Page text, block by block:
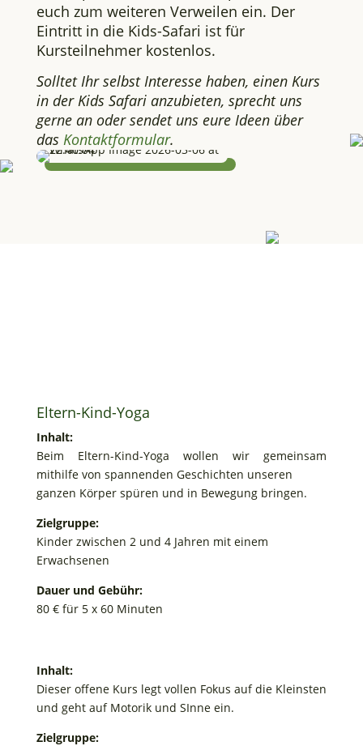
euch zum weiteren Verweilen ein. Der
Eintritt in die Kids-Safari ist für
Kursteilnehmer kostenlos.
Solltet Ihr selbst Interesse haben, einen Kurs
in der Kids Safari anzubieten, sprecht uns
gerne an oder sendet uns eure Ideen über
das Kontaktformular.
Eltern-Kind-Yoga
Inhalt:
Beim Eltern-Kind-Yoga wollen wir gemeinsam
mithilfe von spannenden Geschichten unseren
ganzen Körper spüren und in Bewegung bringen.
Zielgruppe:
Kinder zwischen 2 und 4 Jahren mit einem
Erwachsenen
Dauer und Gebühr:
80 € für 5 x 60 Minuten
Inhalt:
Dieser offene Kurs legt vollen Fokus auf die Kleinsten
und geht auf Motorik und SInne ein.
Zielgruppe: